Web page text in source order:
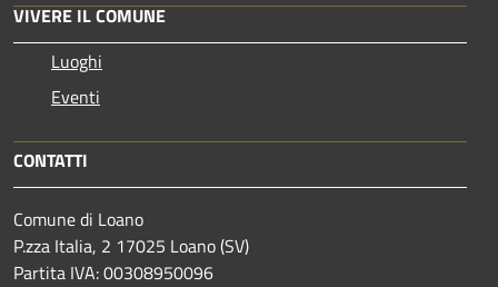
VIVERE IL COMUNE
Luoghi
Eventi
CONTATTI
Comune di Loano
P.zza Italia, 2 17025 Loano (SV)
Partita IVA: 00308950096